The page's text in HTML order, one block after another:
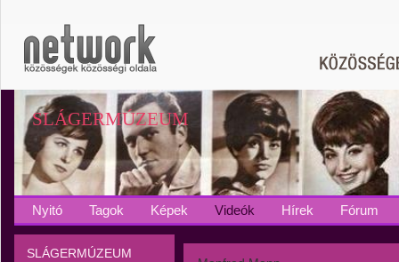
SLÁGERMÚZEUM
Nyitó Tagok Képek Videók Hírek Fórum
SLÁGERMÚZEUM